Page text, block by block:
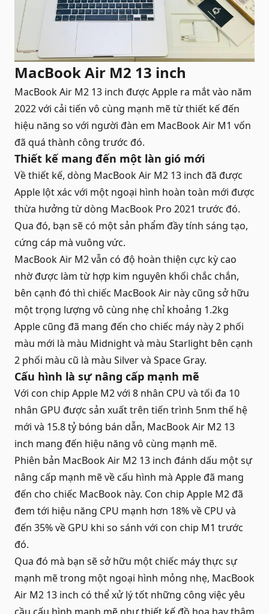
MacBook Air M2 13 inch
MacBook Air M2 13 inch được Apple ra mắt vào năm
2022 với cải tiến vô cùng mạnh mẽ từ thiết kế đến
hiệu năng so với người đàn em MacBook Air M1 vốn
đã quá thành công trước đó.
Thiết kế mang đến một làn gió mới
Về thiết kế, dòng MacBook Air M2 13 inch đã được
Apple lột xác với một ngoại hình hoàn toàn mới được
thừa hưởng từ dòng MacBook Pro 2021 trước đó.
Qua đó, bạn sẽ có một sản phẩm đầy tính sáng tạo,
cứng cáp mà vuông vức.
MacBook Air M2 vẫn có độ hoàn thiện cực kỳ cao
nhờ được làm từ hợp kim nguyên khối chắc chắn,
bên cạnh đó thì chiếc MacBook Air này cũng sở hữu
một trọng lượng vô cùng nhẹ chỉ khoảng 1.2kg
Apple cũng đã mang đến cho chiếc máy này 2 phối
màu mới là màu Midnight và màu Starlight bên cạnh
2 phối màu cũ là màu Silver và Space Gray.
Cấu hình là sự nâng cấp mạnh mẽ
Với con chip Apple M2 với 8 nhân CPU và tối đa 10
nhân GPU được sản xuất trên tiến trình 5nm thế hệ
mới và 15.8 tỷ bóng bán dẫn, MacBook Air M2 13
inch mang đến hiệu năng vô cùng mạnh mẽ.
Phiên bản MacBook Air M2 13 inch đánh dấu một sự
nâng cấp mạnh mẽ về cấu hình mà Apple đã mang
đến cho chiếc MacBook này. Con chip Apple M2 đã
đem tới hiệu năng CPU mạnh hơn 18% về CPU và
đến 35% về GPU khi so sánh với con chip M1 trước
đó.
Qua đó mà bạn sẽ sở hữu một chiếc máy thực sự
mạnh mẽ trong một ngoại hình mỏng nhẹ, MacBook
Air M2 13 inch có thể xử lý tốt những công việc yêu